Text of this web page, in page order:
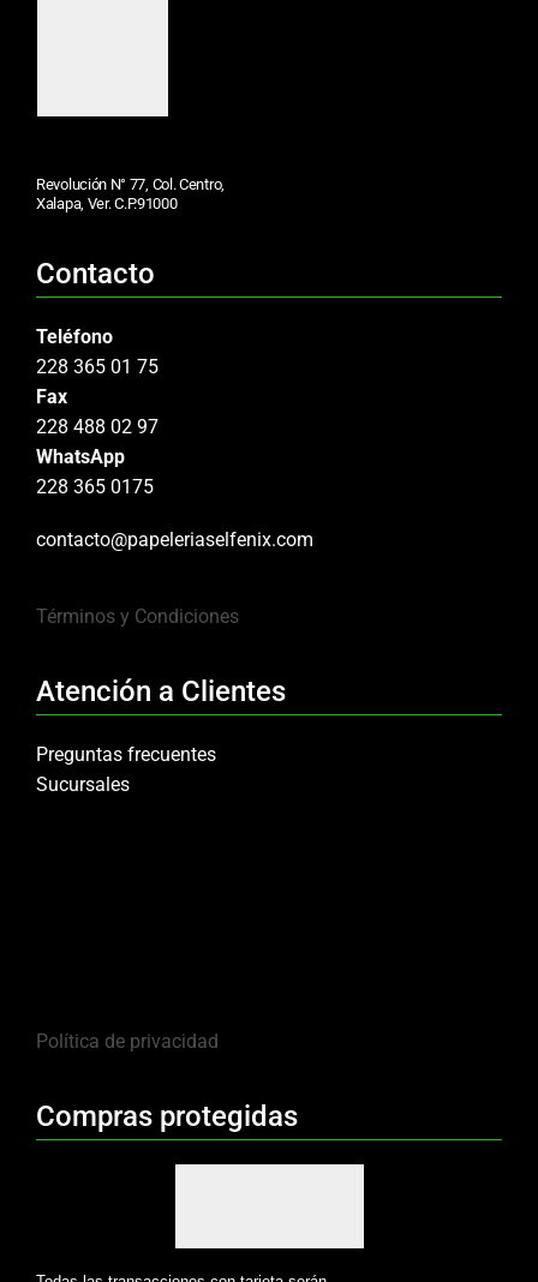
Revolución N° 77, Col. Centro,
Xalapa, Ver. C.P.91000
Contacto
Teléfono
228 365 01 75
Fax
228 488 02 97
WhatsApp
228 365 0175
contacto@papeleriaselfenix.com
Términos y Condiciones
Atención a Clientes
Preguntas frecuentes
Sucursales
Política de privacidad
Compras protegidas